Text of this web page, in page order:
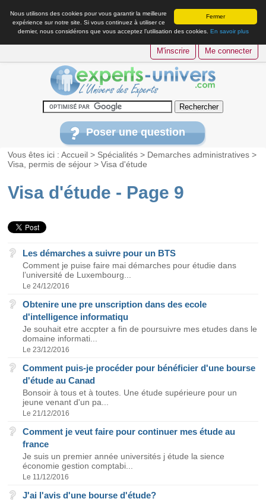
Fermer
Nous utilisons des cookies pour vous garantir la meilleure
expérience sur notre site. Si vous continuez à utiliser ce
dernier, nous considérons que vous acceptez l’utilisation des cookies. En savoir plus
M'inscrire Me connecter
Poser une question
Vous êtes ici :Accueil > Spécialités > Demarches administratives >
Visa, permis de séjour >Visa d'étude
Visa d'étude - Page 9
Les démarches a suivre pour un BTS
Comment je puise faire mai démarches pour étudie dans
l’université de Luxembourg...
Le 24/12/2016
Obtenire une pre unscription dans des ecole
d'intelligence informatiqu
Je souhait etre accpter a fin de poursuivre mes etudes dans le
domaine informati...
Le 23/12/2016
Comment puis-je procéder pour bénéficier d'une bourse
d'étude au Canad
Bonsoir à tous et à toutes. Une étude supérieure pour un
jeune venant d'un pa...
Le 21/12/2016
Comment je veut faire pour continuer mes étude au
france
Je suis un premier année universités j étude la sience
économie gestion comptabi...
Le 11/12/2016
J'ai l'avis d'une bourse d'étude?